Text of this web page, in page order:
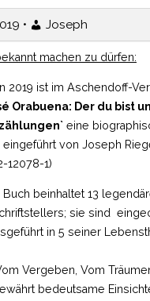
• Joseph
machen zu dürfen:
2019 ist im Aschendoff-
Orabuena: Der du bist
eine
von Joseph
12078-1)
Buch beinhaltet 13
sie sind
in 5 seiner
Vergeben, Vom
bedeutsame